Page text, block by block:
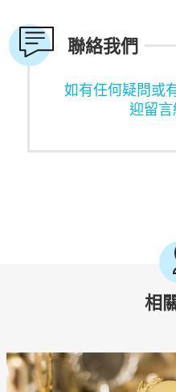
聯絡我們
如有任何疑問或
迎留言
相